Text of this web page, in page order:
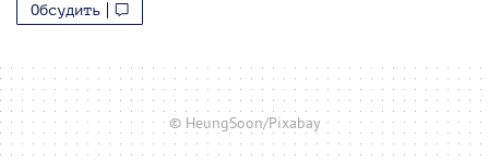
Обсудить
© HeungSoon/Pixabay